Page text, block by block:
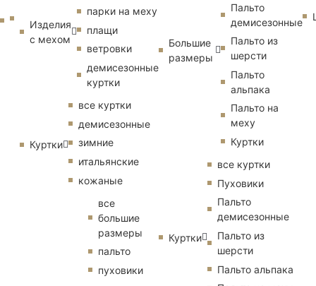
Изделия
с мехом
парки на меху
плащи
ветровки
демисезонные
куртки
Куртки
все куртки
демисезонные
зимние
итальянские
кожаные
все
большие
размеры
пальто
пуховики
Большие
размеры
Пальто
демисезонные
Пальто из
шерсти
Пальто
альпака
Пальто на
меху
Куртки
Куртки
все куртки
Пуховики
Пальто
демисезонные
Пальто из
шерсти
Пальто альпака